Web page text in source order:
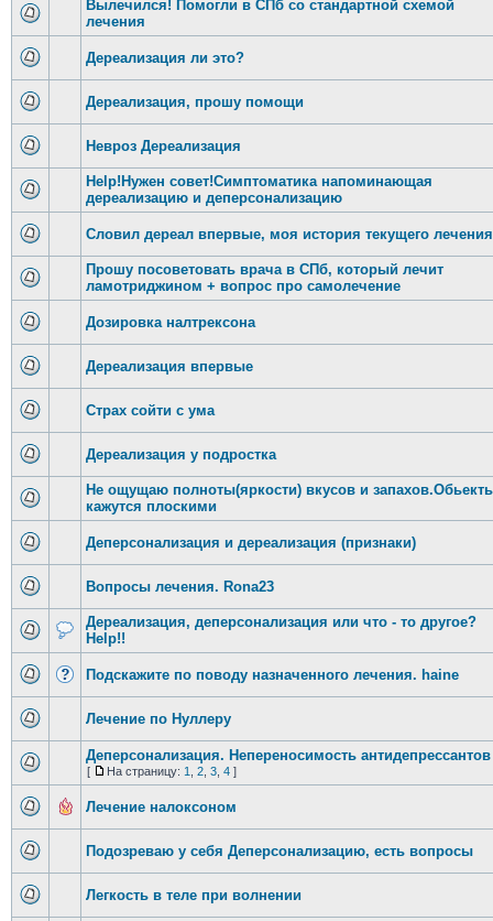
Вылечился! Помогли в СПб со стандартной схемой
лечения
Дереализация ли это?
Дереализация, прошу помощи
Невроз Дереализация
Help!Нужен совет!Симптоматика напоминающая
дереализацию и деперсонализацию
Словил дереал впервые, моя история текущего
Прошу посоветовать врача в СПб, который лечит
ламотриджином + вопрос про самолечение
Дозировка налтрексона
Дереализация впервые
Страх сойти с ума
Дереализация у подростка
Не ощущаю полноты(яркости) вкусов и
кажутся плоскими
Деперсонализация и дереализация (признаки)
Вопросы лечения. Rona23
Дереализация, деперсонализация или что - то другое?
Help!!
Подскажите по поводу назначенного лечения. haine
Лечение по Нуллеру
Деперсонализация. Непереносимость антидепрессантов
[ На страницу: 1 2, 3, 4]
Лечение налоксоном
Подозреваю у себя Деперсонализацию, есть вопросы
Легкость в теле при волнении